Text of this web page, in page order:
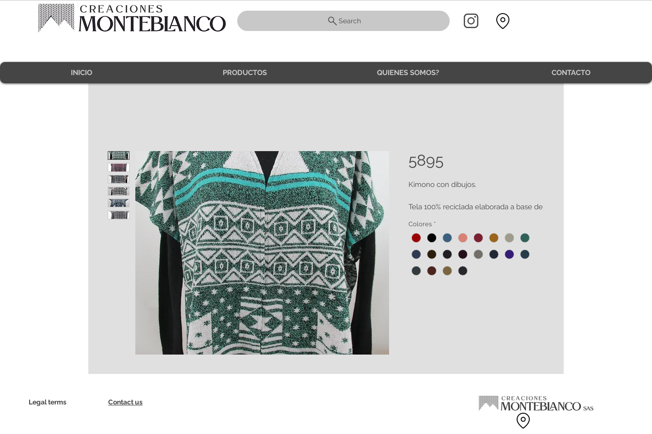
Search
INICIO PRODUCTOS QUIENES SOMOS? CONTACTO
5895
Kimono con dibujos.
Tela 100% reciclada elaborada a base de
de algodón.
Amplia gama de tallas disponibles.
HECHO EN COLOMBIA.
Colores *
Legal terms Contact us